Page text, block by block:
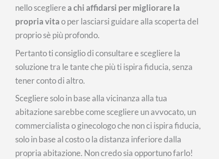
nello sceglierea chi affidarsi per migliorare la
propria vitao per lasciarsi guidare alla scoperta del
proprio sè più profondo.
Pertanto ti consiglio di consultare e scegliere la
soluzione tra le tante che più ti ispira fiducia, senza
tener conto di altro.
Scegliere solo in base alla vicinanza alla tua
abitazione sarebbe come scegliere un avvocato, un
commercialista o ginecologo che non ci ispira fiducia,
solo in base al costo o la distanza inferiore dalla
propria abitazione. Non credo sia opportuno farlo!